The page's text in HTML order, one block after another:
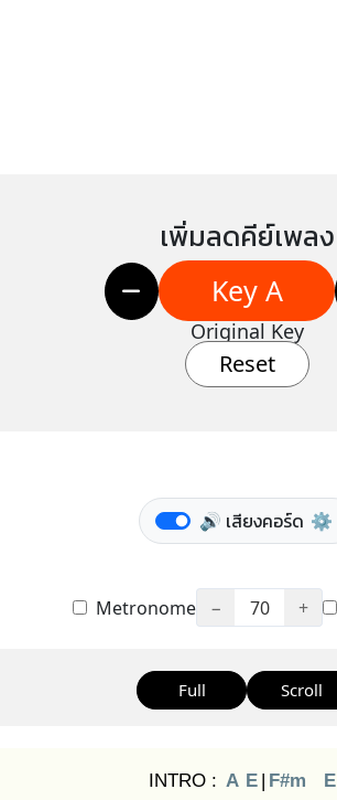
เพิ่มลดคีย์เพลง
Key A
Original Key
Reset
🔊 เสียงคอร์ด ⚙️
Metronome − 70 +
Full Scroll
INTRO : A E | F#m
E